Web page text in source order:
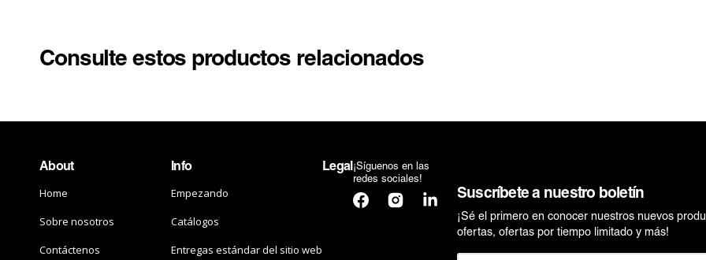
Consulte estos productos relacionados
About
Home
Sobre nosotros
Contáctenos
Info
Empezando
Catálogos
Entregas estándar del sitio web
Legal ¡Síguenos en las
redes sociales!
FacebookInstagramTranslation
missing:
es.general.social.links.linkedin
Suscríbete a nuestro boletín
¡Sé el primero en conocer nuestros nuevos
ofertas, ofertas por tiempo limitado y más!